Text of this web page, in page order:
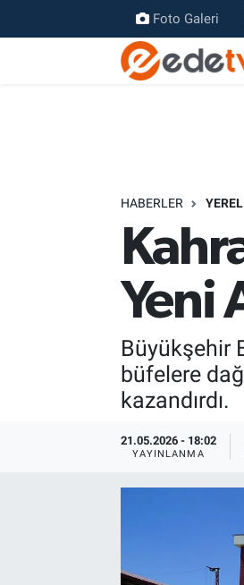
Foto Galeri
HABERLER YEREL
Yeni
Büyükşehir
büfelere
kazandırdı.
21.05.2026 - 18:02
YAYINLANMA